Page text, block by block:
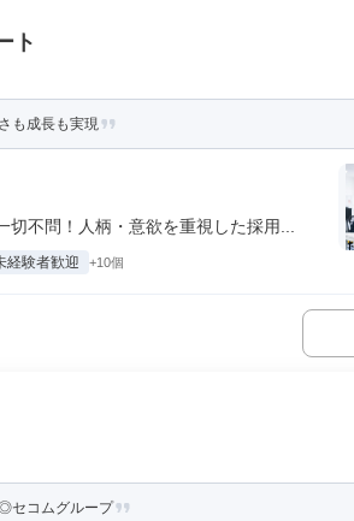
ト
も成長も実現
不問！人柄・意欲を重視した採用...
経験者歓迎 +10個
◎セコムグループ